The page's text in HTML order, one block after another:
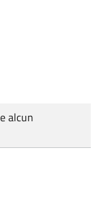
alcun